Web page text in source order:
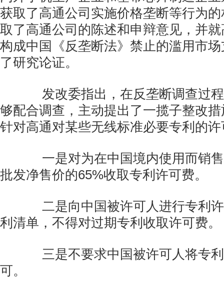
获取了高通公司实施价格垄断等行为
取了高通公司的陈述和申辩意见，并
构成中国《反垄断法》禁止的滥用市
了研究论证。
发改委指出，在反垄断调查过程
够配合调查，主动提出了一揽子整改
针对高通对某些无线标准必要专利的
一是对为在中国境内使用而销售
批发净售价的65%收取专利许可费。
二是向中国被许可人进行专利许
利清单，不得对过期专利收取许可费。
三是不要求中国被许可人将专利
可。